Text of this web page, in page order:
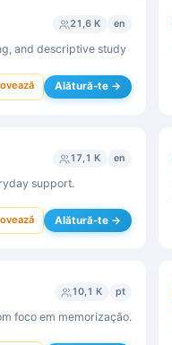
21,6 K en
and descriptive study
Alătură-te →
17,1 K en
support.
Alătură-te →
10,1 K pt
foco em memorização.